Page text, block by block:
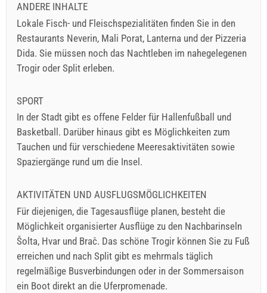
ANDERE INHALTE
Lokale Fisch- und Fleischspezialitäten finden Sie in den
Restaurants Neverin, Mali Porat, Lanterna und der Pizzeria
Dida. Sie müssen noch das Nachtleben im nahegelegenen
Trogir oder Split erleben.
SPORT
In der Stadt gibt es offene Felder für Hallenfußball und
Basketball. Darüber hinaus gibt es Möglichkeiten zum
Tauchen und für verschiedene Meeresaktivitäten sowie
Spaziergänge rund um die Insel.
AKTIVITÄTEN UND AUSFLUGSMÖGLICHKEITEN
Für diejenigen, die Tagesausflüge planen, besteht die
Möglichkeit organisierter Ausflüge zu den Nachbarinseln
Šolta, Hvar und Brač. Das schöne Trogir können Sie zu Fuß
erreichen und nach Split gibt es mehrmals täglich
regelmäßige Busverbindungen oder in der Sommersaison
ein Boot direkt an die Uferpromenade.